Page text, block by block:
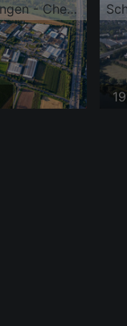
Werk Wieblingen - Chemische Werke Kluthe GmbH